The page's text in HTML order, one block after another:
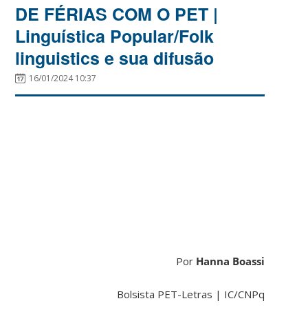
DE FÉRIAS COM O PET |
Linguística Popular/Folk
linguistics e sua difusão
16/01/2024 10:37
Por Hanna Boassi
Bolsista PET-Letras | IC/CNPq